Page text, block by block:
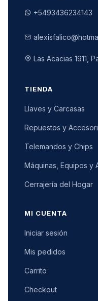
+5493436234143
Las Acacias 1911,
TIENDA
Llaves y Carcasas
Repuestos y
Telemandos y Chips
Máquinas, Equipos y
Cerrajería del Hogar
MI CUENTA
Iniciar sesión
Mis pedidos
Carrito
Checkout